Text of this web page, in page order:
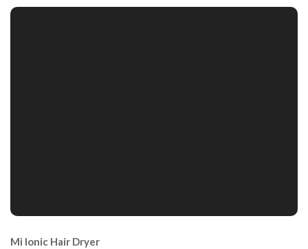
Mi Ionic Hair Dryer